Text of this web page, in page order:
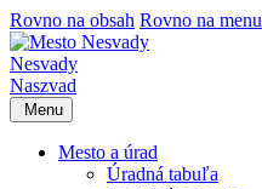
Rovno na obsah Rovno na menu
Nesvady
Naszvad
Menu
Mesto a úrad
Úradná tabuľa